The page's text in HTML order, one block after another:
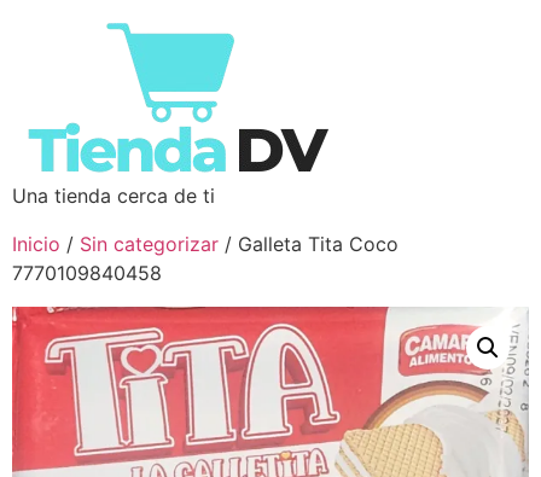
Una tienda cerca de ti
Inicio / Sin categorizar / Galleta Tita Coco
7770109840458